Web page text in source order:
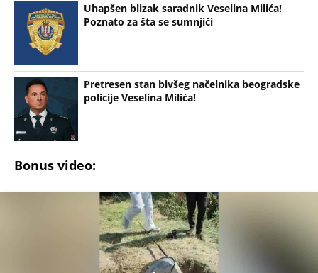
Uhapšen blizak saradnik Veselina Milića!
Poznato za šta se sumnjiči
Pretresen stan bivšeg načelnika beogradske
policije Veselina Milića!
Bonus video: